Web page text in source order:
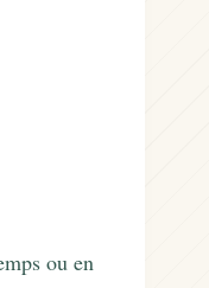
ou en